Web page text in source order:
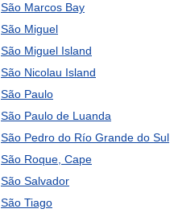
São Marcos Bay
São Miguel
São Miguel Island
São Nicolau Island
São Paulo
São Paulo de Luanda
São Pedro do Río Grande do Sul
São Roque, Cape
São Salvador
São Tiago